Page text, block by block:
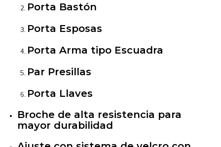
Porta Bastón
Porta Esposas
Porta Arma tipo Escuadra
Par Presillas
Porta Llaves
Broche de alta resistencia para
mayor durabilidad